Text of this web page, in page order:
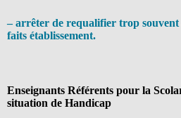
– arrêter de requalifier trop souvent
faits établissement.
Enseignants Référents pour la
situation de Handicap